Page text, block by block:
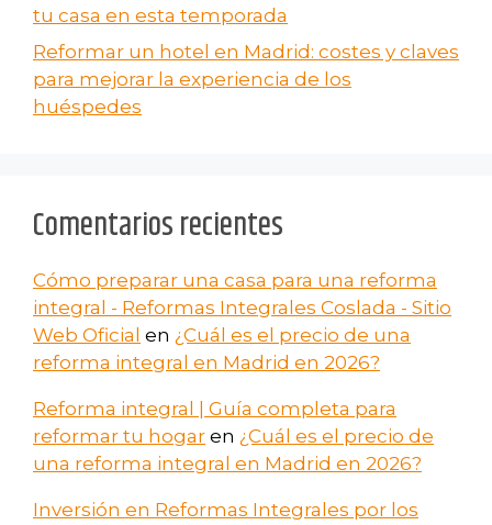
tu casa en esta temporada
Reformar un hotel en Madrid: costes y claves
para mejorar la experiencia de los
huéspedes
Comentarios recientes
Cómo preparar una casa para una reforma
integral - Reformas Integrales Coslada - Sitio
Web Oficial en ¿Cuál es el precio de una
reforma integral en Madrid en 2026?
Reforma integral | Guía completa para
reformar tu hogar en ¿Cuál es el precio de
una reforma integral en Madrid en 2026?
Inversión en Reformas Integrales por los